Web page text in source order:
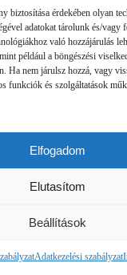
biztosítása érdekében olyan
adatokat tárolunk és/vagy
való hozzájárulás
például a böngészési
Ha nem járulsz hozzá, vagy
funkciók és szolgáltatások
Elfogadom
Elutasítom
Beállítások
Adatkezelési szabályzat